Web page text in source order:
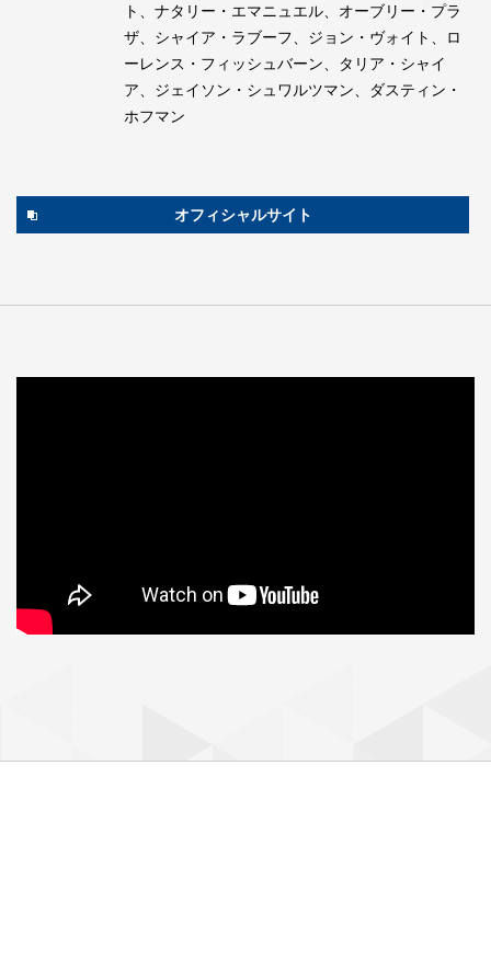
ト、ナタリー・エマニュエル、オーブリー・プラ
ザ、シャイア・ラブーフ、ジョン・ヴォイト、ロ
ーレンス・フィッシュバーン、タリア・シャイ
ア、ジェイソン・シュワルツマン、ダスティン・
ホフマン
オフィシャルサイト